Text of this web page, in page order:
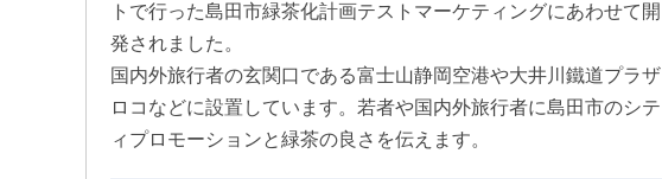
トで行った島田市緑茶化計画テストマーケティングにあわせて開
発されました。
国内外旅行者の玄関口である富士山静岡空港や大井川鐵道プラザ
ロコなどに設置しています。若者や国内外旅行者に島田市のシテ
ィプロモーションと緑茶の良さを伝えます。